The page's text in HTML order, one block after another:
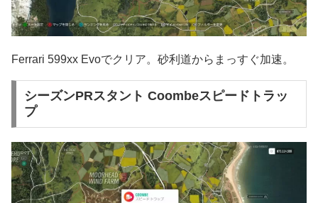
Ferrari 599xx Evoでクリア。砂利道からまっすぐ加速。
シーズンPRスタント Coombeスピードトラッ
プ